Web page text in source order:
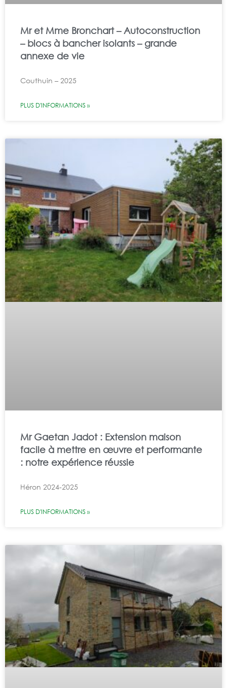
Mr et Mme Bronchart – Autoconstruction
– blocs à bancher isolants – grande
annexe de vie
Couthuin – 2025
PLUS D'INFORMATIONS »
Mr Gaetan Jadot : Extension maison
facile à mettre en œuvre et performante
: notre expérience réussie
Héron 2024-2025
PLUS D'INFORMATIONS »